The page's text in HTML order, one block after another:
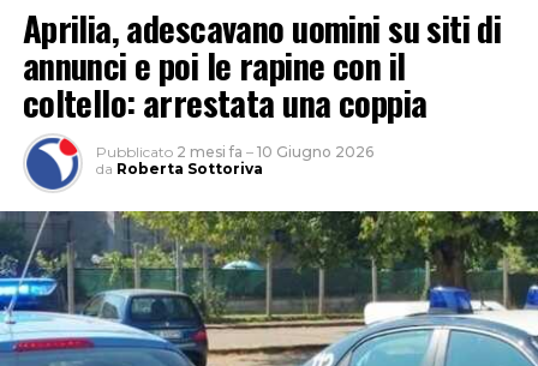
Aprilia, adescavano uomini su siti di
annunci e poi le rapine con il
coltello: arrestata una coppia
Pubblicato 2 mesi fa – 10 Giugno 2026
da Roberta Sottoriva